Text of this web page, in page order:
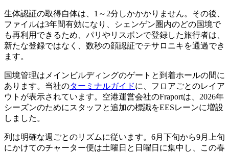
生体認証の取得自体は、1～2分しかかかりません。その後、
ファイルは3年間有効になり、シェンゲン圏内のどの国境で
も再利用できるため、パリやリスボンで登録した旅行者は、
新たな登録ではなく、数秒の顔認証でテサロニキを通過でき
ます。
国境管理はメインビルディングのゲートと到着ホールの間に
あります。当社のターミナルガイドに、フロアごとのレイア
ウトが表示されています。空港運営会社のFraportは、2026年
シーズンのためにスタッフと追加の標識をEESレーンに増設
しました。
列は明確な週ごとのリズムに従います。6月下旬から9月上旬
にかけてのチャーター便は土曜日と日曜日に集中し、この春